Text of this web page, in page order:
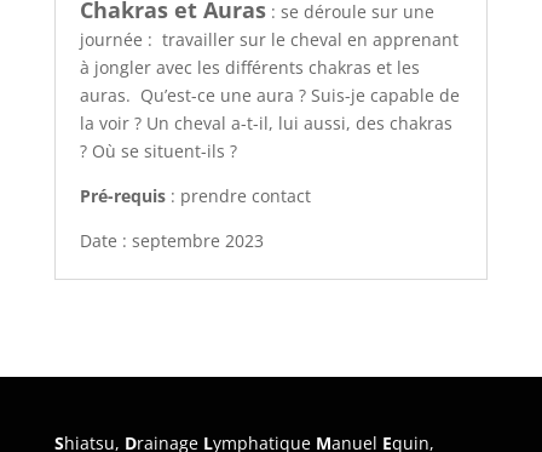
Chakras et Auras: se déroule sur une
journée : travailler sur le cheval en apprenant
à jongler avec les différents chakras et les
auras. Qu’est-ce une aura ? Suis-je capable de
la voir ? Un cheval a-t-il, lui aussi, des chakras
? Où se situent-ils ?
Pré-requis: prendre contact
Date : septembre 2023
Shiatsu, Drainage Lymphatique Manuel Equin,